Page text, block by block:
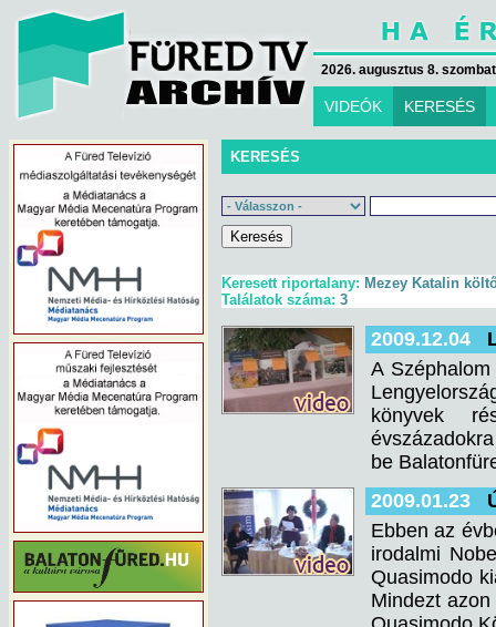
2026. augusztus 8.
VIDEÓK KERESÉS
KERESÉS
Keresett riportalany: Mezey Katalin
Találatok száma: 3
2009.12.04
A
könyvek
be
2009.01.23
Ebben az
irodalmi
Quasimodo
Mindezt